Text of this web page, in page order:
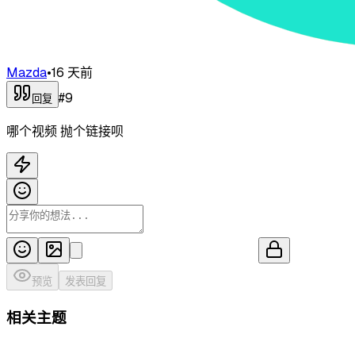
Mazda•16 天前
回复 #9
哪个视频 抛个链接呗
预览 发表回复
相关主题